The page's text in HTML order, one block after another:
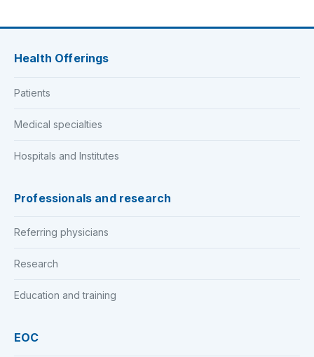
Health Offerings
Patients
Medical specialties
Hospitals and Institutes
Professionals and research
Referring physicians
Research
Education and training
EOC